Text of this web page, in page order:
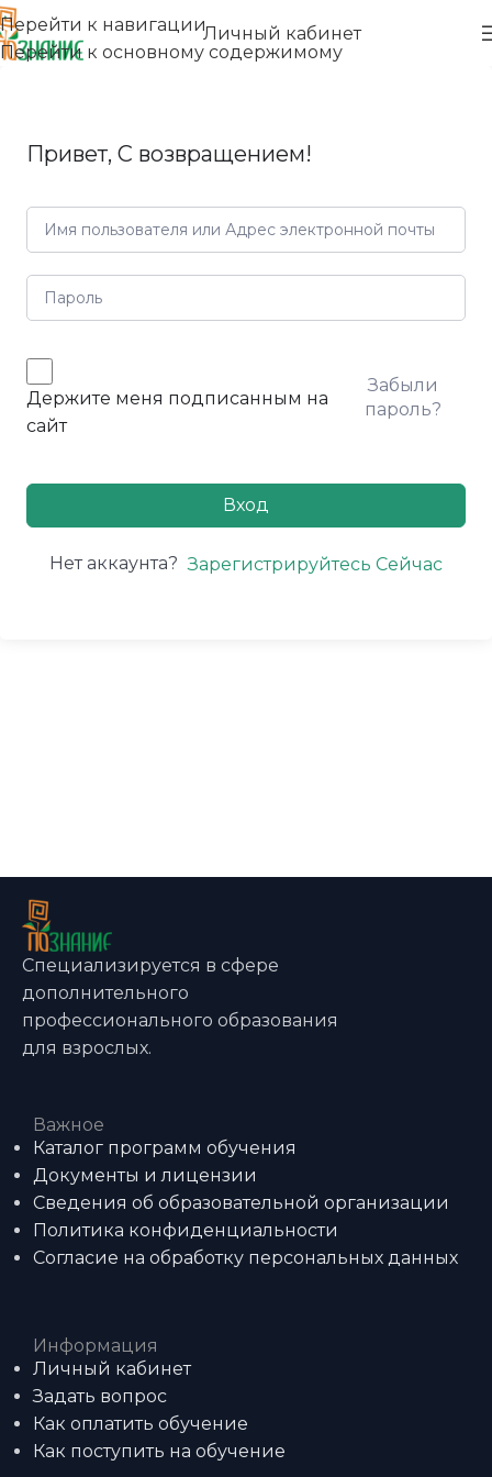
Перейти к навигации
Перейти к основному содержимому
Личный кабинет
Привет, С возвращением!
Держите меня подписанным на
сайт
Забыли
пароль?
Вход
Нет аккаунта? Зарегистрируйтесь Сейчас
Специализируется в сфере
дополнительного
профессионального образования
для взрослых.
Важное
Каталог программ обучения
Документы и лицензии
Сведения об образовательной организации
Политика конфиденциальности
Согласие на обработку персональных данных
Информация
Личный кабинет
Задать вопрос
Как оплатить обучение
Как поступить на обучение